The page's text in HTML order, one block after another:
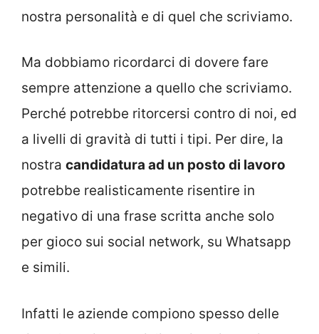
nostra personalità e di quel che scriviamo.
Ma dobbiamo ricordarci di dovere fare
sempre attenzione a quello che scriviamo.
Perché potrebbe ritorcersi contro di noi, ed
a livelli di gravità di tutti i tipi. Per dire, la
nostra candidatura ad un posto di lavoro
potrebbe realisticamente risentire in
negativo di una frase scritta anche solo
per gioco sui social network, su Whatsapp
e simili.
Infatti le aziende compiono spesso delle